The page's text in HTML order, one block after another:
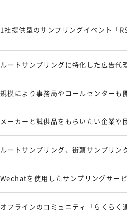
1社提供型のサンプリングイベント「
ルートサンプリングに特化した広告代
規模により事務局やコールセンターも
メーカーと試供品をもらいたい企業や
ルートサンプリング、街頭サンプリン
Wechatを使用したサンプリングサー
オフラインのコミュニティ「らくら